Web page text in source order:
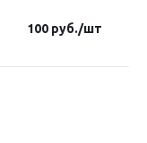
100руб./шт